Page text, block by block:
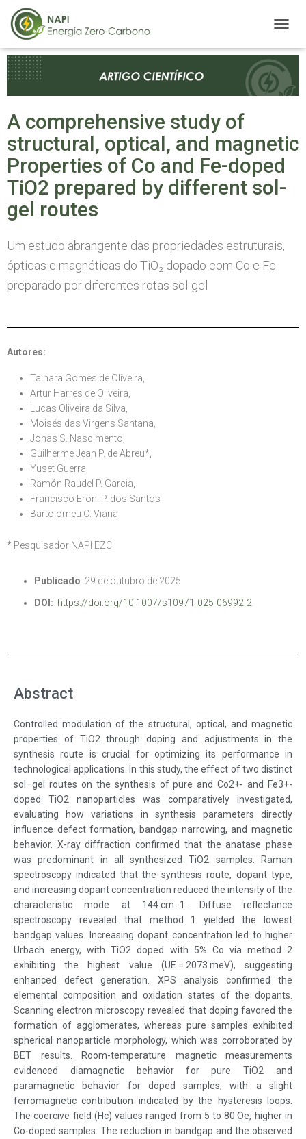
L
E
R
N
A
V
G
O
A comprehensive study of
structural, optical, and magnetic
Properties of Co and Fe-doped
TiO2 prepared by different sol-
gel routes
Um estudo abrangente das propriedades estruturais,
ópticas e magnéticas do TiO₂ dopado com Co e Fe
preparado por diferentes rotas sol-gel
Autores:
Tainara Gomes de Oliveira,
Artur Harres de Oliveira,
Lucas Oliveira da Silva,
Moisés das Virgens Santana,
Jonas S. Nascimento,
Guilherme Jean P. de Abreu*,
Yuset Guerra,
Ramón Raudel P. Garcia,
Francisco Eroni P. dos Santos
Bartolomeu C. Viana
* Pesquisador NAPI EZC
Publicado 29 de outubro de 2025
DOI: https://doi.org/10.1007/s10971-025-06992-2
Abstract
Controlled modulation of the structural, optical, and magnetic
properties of TiO2 through doping and adjustments in the
synthesis route is crucial for optimizing its performance in
technological applications. In this study, the effect of two distinct
sol–gel routes on the synthesis of pure and Co2+- and Fe3+-
doped TiO2 nanoparticles was comparatively investigated,
evaluating how variations in synthesis parameters directly
influence defect formation, bandgap narrowing, and magnetic
behavior. X-ray diffraction confirmed that the anatase phase
was predominant in all synthesized TiO2 samples. Raman
spectroscopy indicated that the synthesis route, dopant type,
and increasing dopant concentration reduced the intensity of the
characteristic mode at 144 cm−1. Diffuse reflectance
spectroscopy revealed that method 1 yielded the lowest
bandgap values. Increasing dopant concentration led to higher
Urbach energy, with TiO2 doped with 5% Co via method 2
exhibiting the highest value (UE = 2073 meV), suggesting
enhanced defect generation. XPS analysis confirmed the
elemental composition and oxidation states of the dopants.
Scanning electron microscopy revealed that doping favored the
formation of agglomerates, whereas pure samples exhibited
spherical nanoparticle morphology, which was corroborated by
BET results. Room-temperature magnetic measurements
evidenced diamagnetic behavior for pure TiO2 and
paramagnetic behavior for doped samples, with a slight
ferromagnetic contribution indicated by the hysteresis loops.
The coercive field (Hc) values ranged from 5 to 80 Oe, higher in
Co-doped samples. The reduction in bandgap and the observed